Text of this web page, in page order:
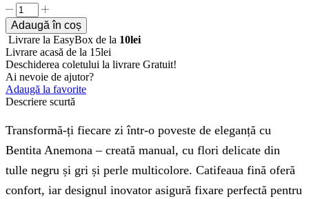
Cantitate
Bentita
Anemona
Adaugă în coș
Livrare la EasyBox de la 10lei
Livrare acasă de la 15lei
Deschiderea coletului la livrare Gratuit!
Ai nevoie de ajutor?
Adaugă la favorite
Descriere scurtă
Transformă-ți fiecare zi într-o poveste de eleganță cu
Bentita Anemona – creată manual, cu flori delicate din
tulle negru și gri și perle multicolore. Catifeaua fină oferă
confort, iar designul inovator asigură fixare perfectă pentru